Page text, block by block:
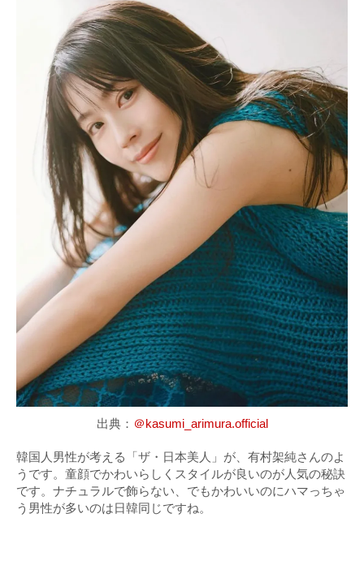
出典： ＠kasumi_arimura.official
韓国人男性が考える「ザ・日本美人」が、有村架純さんのよ
うです。童顔でかわいらしくスタイルが良いのが人気の秘訣
です。ナチュラルで飾らない、でもかわいいのにハマっちゃ
う男性が多いのは日韓同じですね。